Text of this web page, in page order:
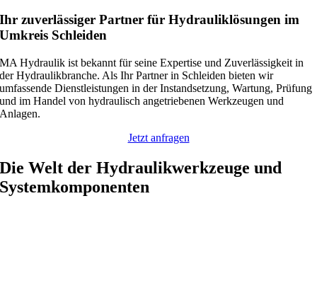
Ihr zuverlässiger Partner für Hydrauliklösungen im
Umkreis Schleiden
MA Hydraulik ist bekannt für seine Expertise und Zuverlässigkeit in
der Hydraulikbranche. Als Ihr Partner in Schleiden bieten wir
umfassende Dienstleistungen in der Instandsetzung, Wartung, Prüfung
und im Handel von hydraulisch angetriebenen Werkzeugen und
Anlagen.
Jetzt anfragen
Die Welt der Hydraulikwerkzeuge und
Systemkomponenten